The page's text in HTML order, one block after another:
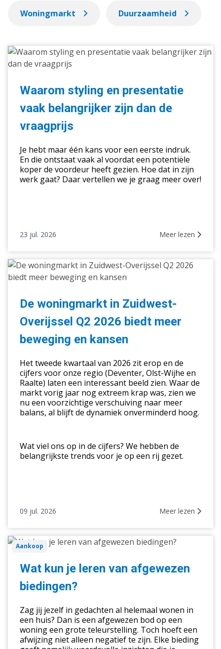
Woningmarkt Duurzaamheid
Waarom
styling
presentatie
belangrijker
zijn
vraagprijs
Waarom styling en presentatie
vaak belangrijker zijn dan de
vraagprijs
Je hebt maar één kans voor een eerste indruk.
En die ontstaat vaak al voordat een potentiële
koper de voordeur heeft gezien. Hoe dat in zijn
werk gaat? Daar vertellen we je graag meer over!
23 jul. 2026 Meer lezen
De
woningmarkt
Zuidwest-
2026
meer
beweging
kansen
De woningmarkt in Zuidwest-
Overijssel Q2 2026 biedt meer
beweging en kansen
Het tweede kwartaal van 2026 zit erop en de
cijfers voor onze regio (Deventer, Olst-Wijhe en
Raalte) laten een interessant beeld zien. Waar de
markt vorig jaar nog extreem krap was, zien we
nu een voorzichtige verschuiving naar meer
balans, al blijft de dynamiek onverminderd hoog.
Wat viel ons op in de cijfers? We hebben de
belangrijkste trends voor je op een rij gezet.
09 jul. 2026 Meer lezen
Wat
van
biedingen?
Aankoop
Wat kun je leren van afgewezen
biedingen?
Zag jij jezelf in gedachten al helemaal wonen in
een huis? Dan is een afgewezen bod op een
woning een grote teleurstelling. Toch hoeft een
afwijzing niet alleen negatief te zijn. Elke bieding